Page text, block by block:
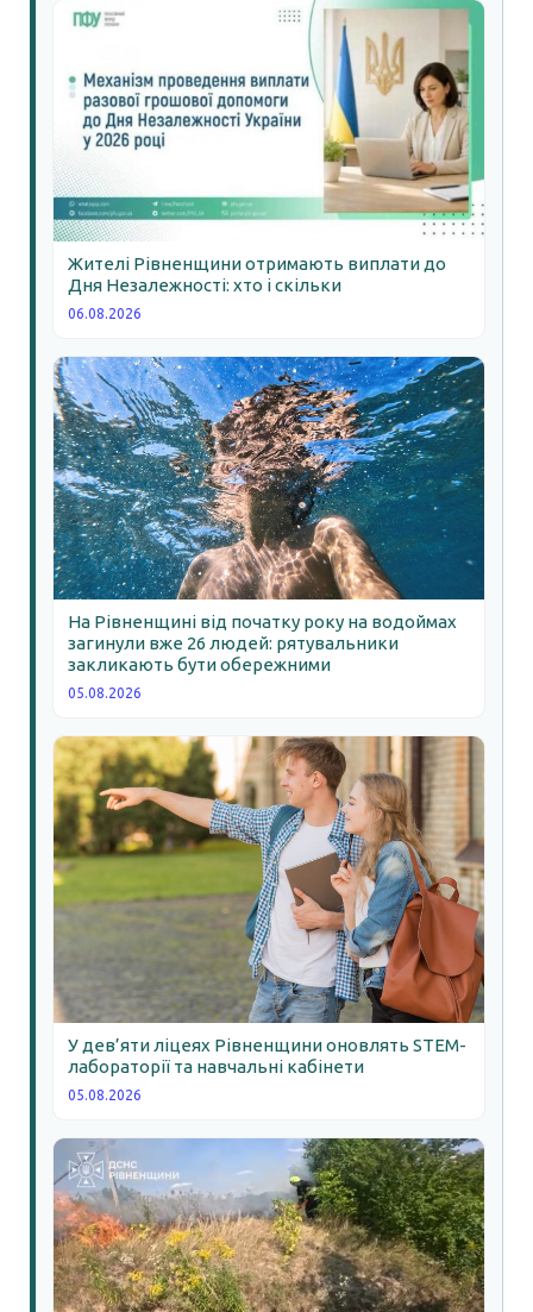
Жителі Рівненщини отримають виплати до
Дня Незалежності: хто і скільки
06.08.2026
На Рівненщині від початку року на водоймах
загинули вже 26 людей: рятувальники
закликають бути обережними
05.08.2026
У дев’яти ліцеях Рівненщини оновлять STEM-
лабораторії та навчальні кабінети
05.08.2026